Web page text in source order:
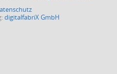
digitalfabriX GmbH